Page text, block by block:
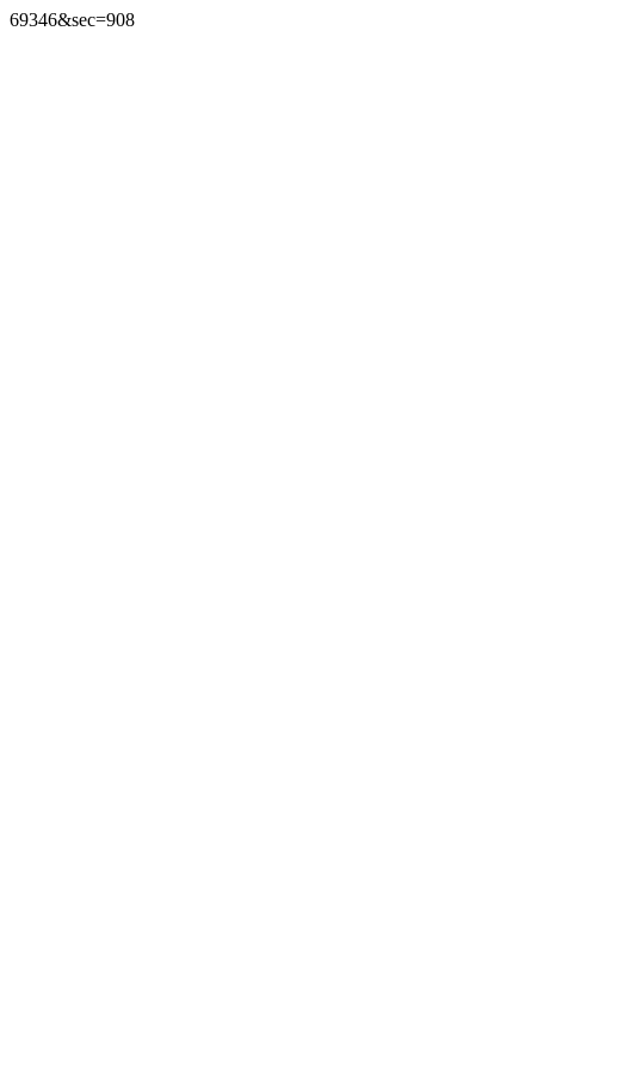
69346&sec=908